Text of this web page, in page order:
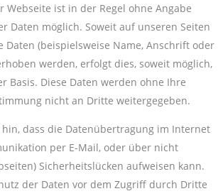
Webseite ist in der Regel ohne Angabe
Daten möglich. Soweit auf unseren Seiten
Daten (beispielsweise Name, Anschrift oder
werden, erfolgt dies, soweit möglich,
Basis. Diese Daten werden ohne Ihre
nicht an Dritte weitergegeben.
dass die Datenübertragung im Internet
per E-Mail, oder über nicht
Sicherheitslücken aufweisen kann.
der Daten vor dem Zugriff durch Dritte